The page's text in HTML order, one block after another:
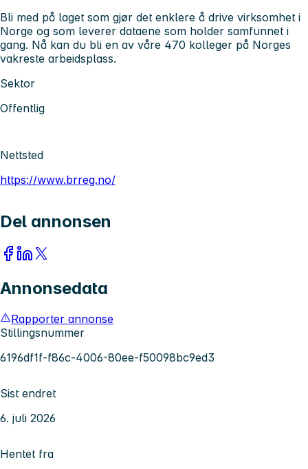
Bli med på laget som gjør det enklere å drive virksomhet i
Norge og som leverer dataene som holder samfunnet i
gang. Nå kan du bli en av våre 470 kolleger på Norges
vakreste arbeidsplass.
Sektor
Offentlig
Nettsted
https://www.brreg.no/
Del annonsen
Annonsedata
Rapporter annonse
Stillingsnummer
6196df1f-f86c-4006-80ee-f50098bc9ed3
Sist endret
6. juli 2026
Hentet fra